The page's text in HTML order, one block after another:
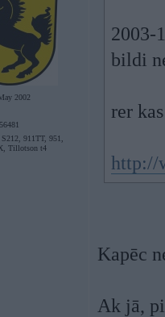
2002
56481
S212, 911TT, 951,
Tillotson t4
2003-
bildi
rer
http://
Kapēc
Ak jā,